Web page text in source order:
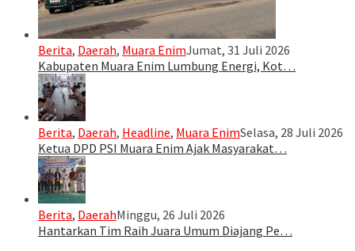
Berita, Daerah, Muara EnimJumat, 31 Juli 2026
Kabupaten Muara Enim Lumbung Energi, Kot…
Berita, Daerah, Headline, Muara EnimSelasa, 28 Juli 2026
Ketua DPD PSI Muara Enim Ajak Masyarakat…
Berita, DaerahMinggu, 26 Juli 2026
Hantarkan Tim Raih Juara Umum Diajang Pe…